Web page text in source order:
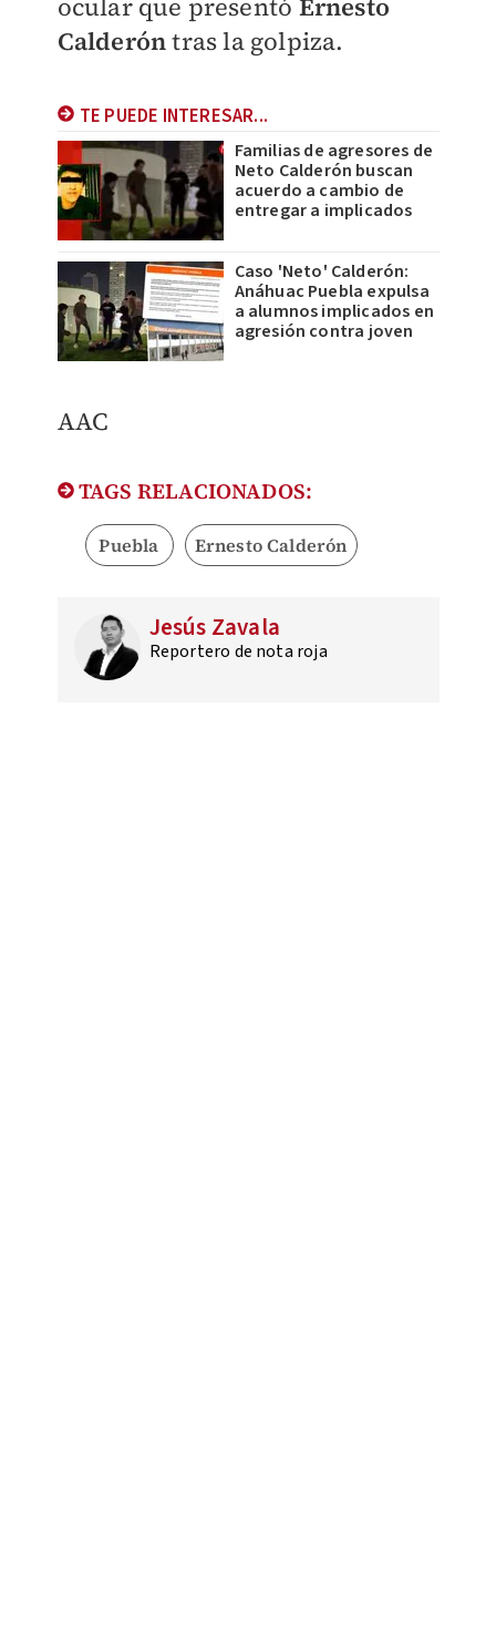
Calderóntras la golpiza.
TE PUEDE INTERESAR...
Familias de agresores de
Neto Calderón buscan
acuerdo a cambio de
entregar a implicados
Caso 'Neto' Calderón:
Anáhuac Puebla expulsa
a alumnos implicados en
agresión contra joven
AAC
TAGS RELACIONADOS:
Puebla Ernesto Calderón
Jesús Zavala
Reportero de nota roja